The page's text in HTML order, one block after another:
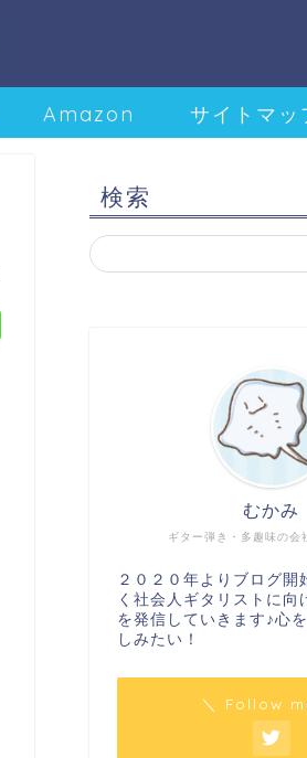
Amazon サイトマッ
検索
ギター弾き・多趣味の会
むかみ
２０２０年よりブログ開
く社会人ギタリストに向
を発信していきます♪心
しみたい！
＼ Follow